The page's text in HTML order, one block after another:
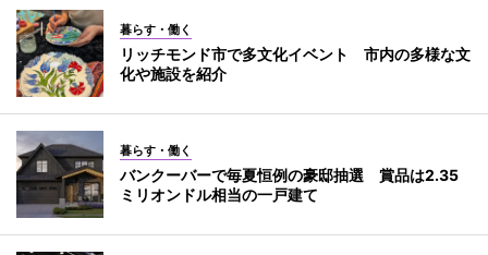
暮らす・働く
リッチモンド市で多文化イベント 市内の多様な文
化や施設を紹介
暮らす・働く
バンクーバーで毎夏恒例の豪邸抽選 賞品は2.35
ミリオンドル相当の一戸建て